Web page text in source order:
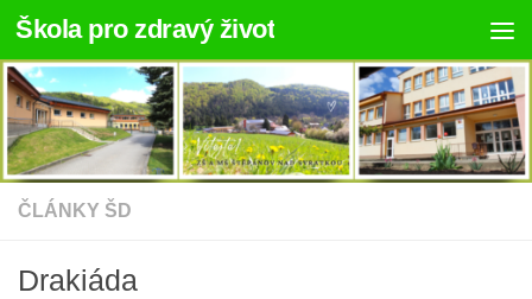
Skip to content
Škola pro zdravý život
ČLÁNKY ŠD
Drakiáda